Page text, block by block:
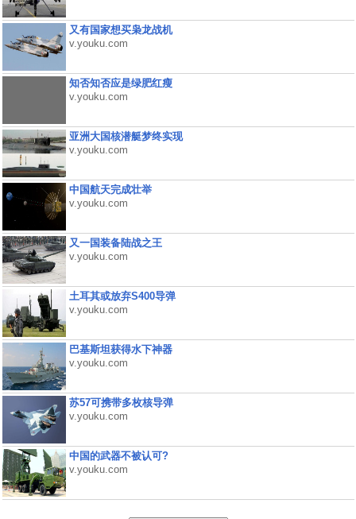
又有国家想买枭龙战机
v.youku.com
知否知否应是绿肥红瘦
v.youku.com
亚洲大国核潜艇梦终实现
v.youku.com
中国航天完成壮举
v.youku.com
又一国装备陆战之王
v.youku.com
土耳其或放弃S400导弹
v.youku.com
巴基斯坦获得水下神器
v.youku.com
苏57可携带多枚核导弹
v.youku.com
中国的武器不被认可?
v.youku.com